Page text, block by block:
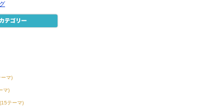
マ)
マ)
(15テーマ)